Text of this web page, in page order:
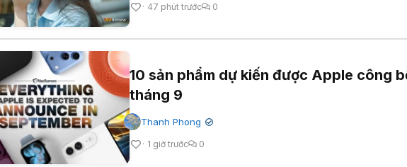
47 phút trước 0
10 sản phẩm dự kiến được Apple công
tháng 9
Thanh Phong ✔
1 giờ trước 0